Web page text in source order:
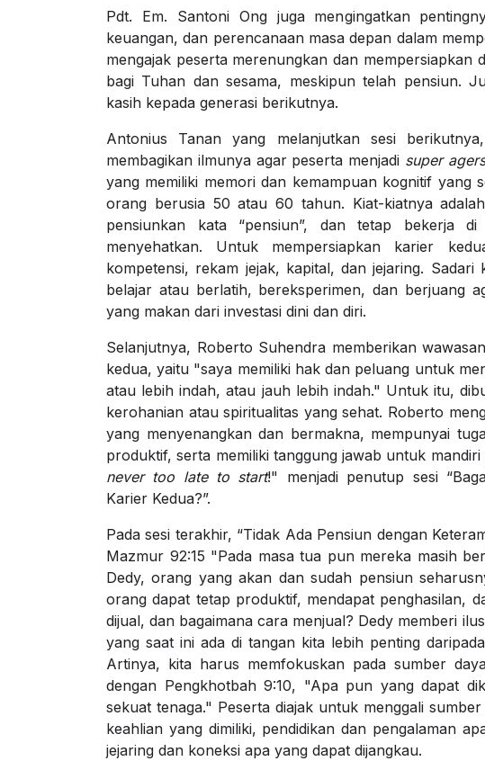
Pdt. Em. Santoni Ong juga mengingatkan
keuangan, dan perencanaan masa depan dalam
mengajak peserta merenungkan dan
bagi Tuhan dan sesama, meskipun telah pensiun.
kasih kepada generasi berikutnya.
Antonius Tanan yang melanjutkan sesi
membagikan ilmunya agar peserta menjadi super agers
yang memiliki memori dan kemampuan kognitif yang
orang berusia 50 atau 60 tahun. Kiat-kiatnya
pensiunkan kata “pensiun”, dan tetap bekerja
menyehatkan. Untuk mempersiapkan karier
kompetensi, rekam jejak, kapital, dan jejaring.
belajar atau berlatih, bereksperimen, dan berjuang
yang makan dari investasi dini dan diri.
Selanjutnya, Roberto Suhendra memberikan
kedua, yaitu "saya memiliki hak dan peluang untuk
atau lebih indah, atau jauh lebih indah." Untuk itu,
kerohanian atau spiritualitas yang sehat. Roberto
yang menyenangkan dan bermakna, mempunyai
produktif, serta memiliki tanggung jawab untuk
never too late to start!" menjadi penutup sesi
Karier Kedua?”.
Pada sesi terakhir, “Tidak Ada Pensiun dengan
Mazmur 92:15 "Pada masa tua pun mereka masih
Dedy, orang yang akan dan sudah pensiun
orang dapat tetap produktif, mendapat penghasilan,
dijual, dan bagaimana cara menjual? Dedy memberi
yang saat ini ada di tangan kita lebih penting
Artinya, kita harus memfokuskan pada sumber
dengan Pengkhotbah 9:10, "Apa pun yang dapat
sekuat tenaga." Peserta diajak untuk menggali
keahlian yang dimiliki, pendidikan dan pengalaman
jejaring dan koneksi apa yang dapat dijangkau.